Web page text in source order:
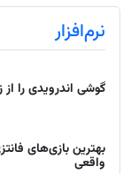
نرم‌افزار
گوشی اندرویدی را از
واقعی